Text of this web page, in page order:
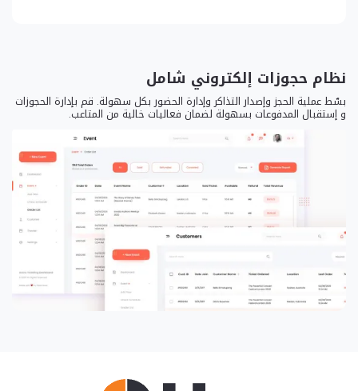
نظام حجوزات إلكتروني شامل
بسّط عملية الحجز وإصدار التذاكر وإدارة الحضور بكل سهولة. قم بإدارة الحجوزات
و إستقبال المدفوعات بسهولة لضمان فعاليات خالية من المتاعب.